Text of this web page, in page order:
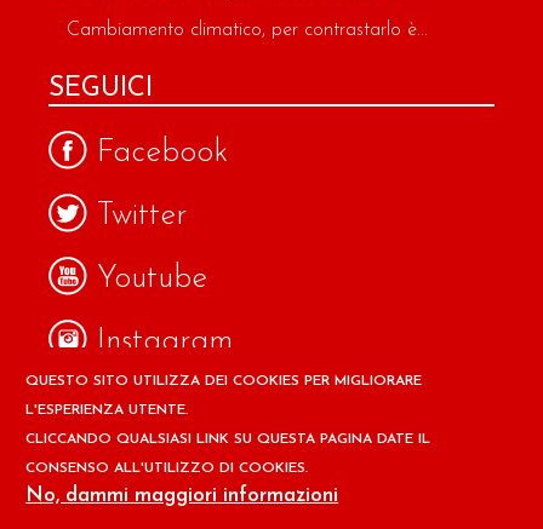
Cambiamento climatico, per contrastarlo è...
SEGUICI
Facebook
Twitter
Youtube
Instagram
Google
Copyright © 2026 Il design ed i contenuti del sito
www.ilpapaverorossoweb.it
QUESTO SITO UTILIZZA DEI COOKIES PER MIGLIORARE
L'ESPERIENZA UTENTE.
CLICCANDO QUALSIASI LINK SU QUESTA PAGINA DATE IL
CONSENSO ALL'UTILIZZO DI COOKIES.
No, dammi maggiori informazioni